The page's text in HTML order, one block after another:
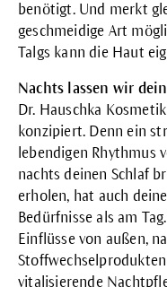
benötigt. Und merkt
geschmeidige Art
Talgs kann die Haut
Nachts lassen wir
Dr. Hauschka
konzipiert. Denn ein
lebendigen Rhythmus
nachts deinen Schlaf
erholen, hat auch
Bedürfnisse als am
Einflüsse von außen,
vitalisierende